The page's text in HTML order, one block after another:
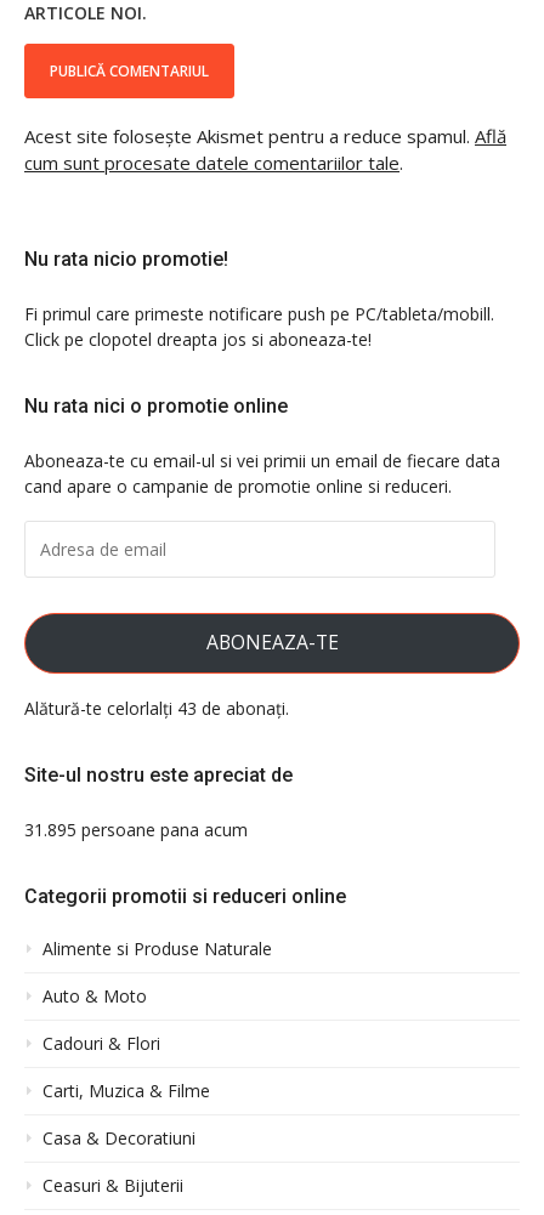
ARTICOLE NOI.
Acest site folosește Akismet pentru a reduce spamul. Află
cum sunt procesate datele comentariilor tale.
Nu rata nicio promotie!
Fi primul care primeste notificare push pe PC/tableta/mobill.
Click pe clopotel dreapta jos si aboneaza-te!
Nu rata nici o promotie online
Aboneaza-te cu email-ul si vei primii un email de fiecare data
cand apare o campanie de promotie online si reduceri.
DE
EMAIL
ABONEAZA-TE
Alătură-te celorlalți 43 de abonați.
Site-ul nostru este apreciat de
31.895 persoane pana acum
Categorii promotii si reduceri online
Alimente si Produse Naturale
Auto & Moto
Cadouri & Flori
Carti, Muzica & Filme
Casa & Decoratiuni
Ceasuri & Bijuterii